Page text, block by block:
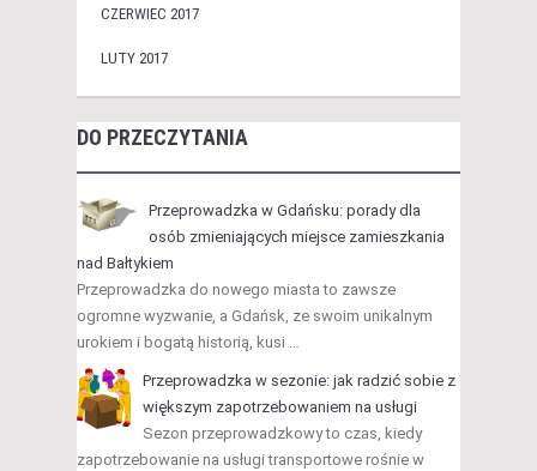
CZERWIEC 2017
LUTY 2017
DO PRZECZYTANIA
Przeprowadzka w Gdańsku: porady dla
osób zmieniających miejsce zamieszkania
nad Bałtykiem
Przeprowadzka do nowego miasta to zawsze
ogromne wyzwanie, a Gdańsk, ze swoim unikalnym
urokiem i bogatą historią, kusi …
Przeprowadzka w sezonie: jak radzić sobie z
większym zapotrzebowaniem na usługi
Sezon przeprowadzkowy to czas, kiedy
zapotrzebowanie na usługi transportowe rośnie w